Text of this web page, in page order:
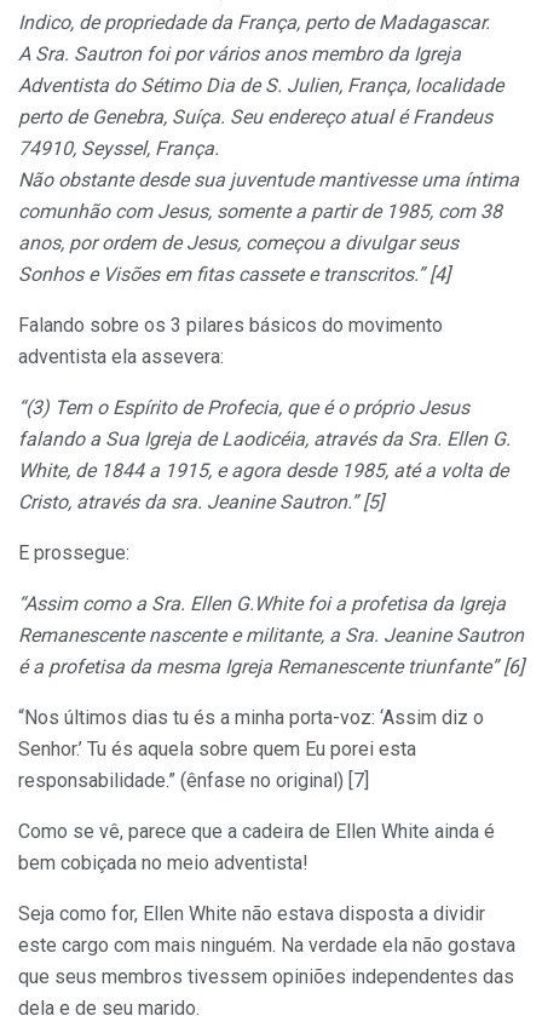
Indico, de propriedade da França, perto de Madagascar.
A Sra. Sautron foi por vários anos membro da Igreja
Adventista do Sétimo Dia de S. Julien, França, localidade
perto de Genebra, Suíça. Seu endereço atual é Frandeus
74910, Seyssel, França.
Não obstante desde sua juventude mantivesse uma íntima
comunhão com Jesus, somente a partir de 1985, com 38
anos, por ordem de Jesus, começou a divulgar seus
Sonhos e Visões em fitas cassete e transcritos.” [4]
Falando sobre os 3 pilares básicos do movimento
adventista ela assevera:
“(3) Tem o Espírito de Profecia, que é o próprio Jesus
falando a Sua Igreja de Laodicéia, através da Sra. Ellen G.
White, de 1844 a 1915, e agora desde 1985, até a volta de
Cristo, através da sra. Jeanine Sautron.” [5]
E prossegue:
“Assim como a Sra. Ellen G.White foi a profetisa da Igreja
Remanescente nascente e militante, a Sra. Jeanine Sautron
é a profetisa da mesma Igreja Remanescente triunfante” [6]
“Nos últimos dias tu és a minha porta-voz: ‘Assim diz o
Senhor.’ Tu és aquela sobre quem Eu porei esta
responsabilidade.” (ênfase no original) [7]
Como se vê, parece que a cadeira de Ellen White ainda é
bem cobiçada no meio adventista!
Seja como for, Ellen White não estava disposta a dividir
este cargo com mais ninguém. Na verdade ela não gostava
que seus membros tivessem opiniões independentes das
dela e de seu marido.